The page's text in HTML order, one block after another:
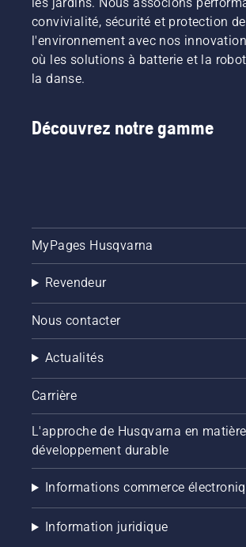
convivialité, sécurité et protection de
l'environnement avec nos
où les solutions à batterie et la
la danse.
Découvrez notre gamme
MyPages Husqvarna
Revendeur
Nous contacter
Actualités
Carrière
L'approche de Husqvarna en
développement durable
Informations commerce
Information juridique